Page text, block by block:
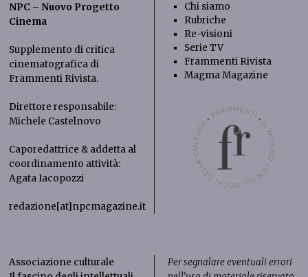
NPC – Nuovo Progetto
Cinema
Supplemento di critica
cinematografica di
Frammenti Rivista.
Direttore responsabile:
Michele Castelnovo
Caporedattrice & addetta al
coordinamento attività:
Agata Iacopozzi
redazione[at]npcmagazine.it
Chi siamo
Rubriche
Re-visioni
Serie TV
Frammenti Rivista
Magma Magazine
Associazione culturale
Per segnalare eventuali errori